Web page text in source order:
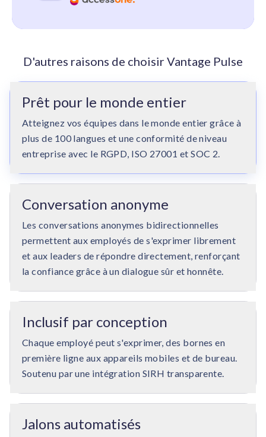
D'autres raisons de choisir Vantage Pulse
Prêt pour le monde entier
Atteignez vos équipes dans le monde entier grâce à
plus de 100 langues et une conformité de niveau
entreprise avec le RGPD, ISO 27001 et SOC 2.
Conversation anonyme
Les conversations anonymes bidirectionnelles
permettent aux employés de s'exprimer librement
et aux leaders de répondre directement, renforçant
la confiance grâce à un dialogue sûr et honnête.
Inclusif par conception
Chaque employé peut s'exprimer, des bornes en
première ligne aux appareils mobiles et de bureau.
Soutenu par une intégration SIRH transparente.
Jalons automatisés